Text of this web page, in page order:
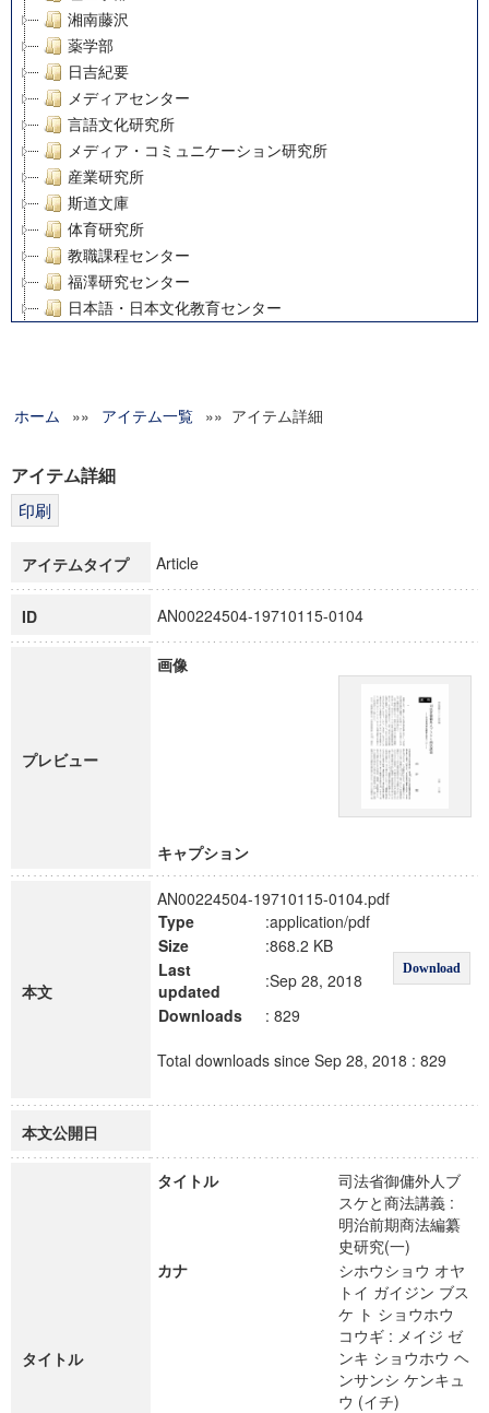
湘南藤沢
薬学部
日吉紀要
メディアセンター
言語文化研究所
メディア・コミュニケーション研究所
産業研究所
斯道文庫
体育研究所
教職課程センター
福澤研究センター
日本語・日本文化教育センター
グローバルリサーチインスティテュート
科学研究費補助金研究成果報告書
博士課程教育リーディングプログラム「超成熟社会発展のサ
ホーム »» アイテム一覧 »» アイテム詳細
アイテム詳細
アイテムタイプ Article
ID AN00224504-19710115-0104
プレビュー
画像
キャプション
本文
AN00224504-19710115-0104.pdf
Type
:application/pdf
Download
Size
:868.2 KB
Last
updated
:Sep 28, 2018
Downloads
: 829
Total downloads since Sep 28, 2018 : 829
本文公開日
タイトル
タイトル
司法省御傭外人ブ
スケと商法講義 :
明治前期商法編纂
史研究(一)
カナ
シホウショウ オヤ
トイ ガイジン ブス
ケ ト ショウホウ
コウギ : メイジ ゼ
ンキ ショウホウ ヘ
ンサンシ ケンキュ
ウ (イチ)